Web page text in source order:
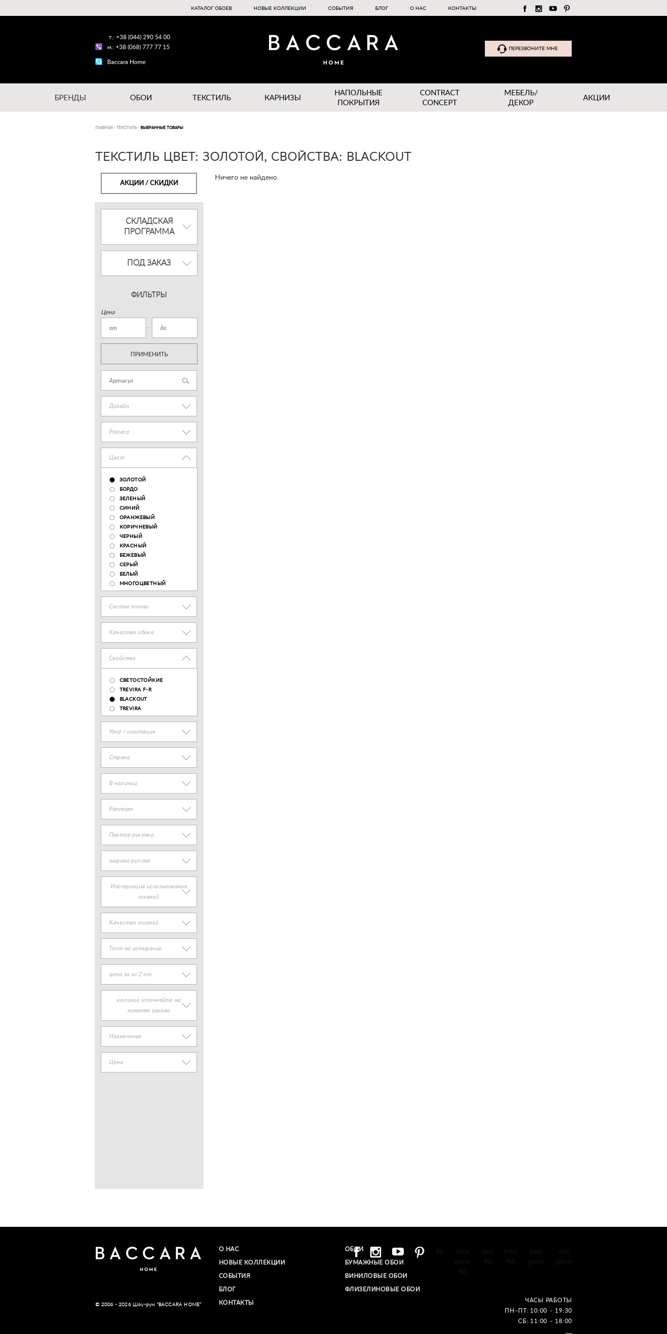
КАТАЛОГ ОБОЕВ НОВЫЕ КОЛЛЕКЦИИ СОБЫТИЯ БЛОГ О НАС КОНТАКТЫ
т.: +38 (044) 290 54 00
м.: +38 (068) 777 77 15
Baccara Home
ПЕРЕЗВОНИТЕ МНЕ
БРЕНДЫ ОБОИ ТЕКСТИЛЬ КАРНИЗЫ
НАПОЛЬНЫЕ
ПОКРЫТИЯ
CONTRACT
CONCEPT
МЕБЕЛЬ/
ДЕКОР
АКЦИИ
ГЛАВНАЯ - ТЕКСТИЛЬ - ВЫБРАННЫЕ ТОВАРЫ
ТЕКСТИЛЬ ЦВЕТ: ЗОЛОТОЙ, СВОЙСТВА: BLACKOUT
АКЦИИ / СКИДКИ
СКЛАДСКАЯ
ПРОГРАММА
ПОД ЗАКАЗ
ФИЛЬТРЫ
Цена
ПРИМЕНИТЬ
Дизайн
Размер
Цвет
ЗОЛОТОЙ
БОРДО
ЗЕЛЕНЫЙ
СИНИЙ
ОРАНЖЕВЫЙ
КОРИЧНЕВЫЙ
ЧЕРНЫЙ
КРАСНЫЙ
БЕЖЕВЫЙ
СЕРЫЙ
БЕЛЫЙ
МНОГОЦВЕТНЫЙ
Состав ткани
Качество обоев
Свойства
СВЕТОСТОЙКИЕ
TREVIRA F-R
BLACKOUT
TREVIRA
Узор / имитация
Страна
В наличии
Раппорт
Повтор рисунка
ширина рулона
Инструкция использования
тканей
Качество тканей
Тест на истирание
цена за м/2 от
наличие уточняйте на
момент заказа
Назначение
Цена
Ничего не найдено.
© 2006 - 2026 Шоу-рум “BACCARA HOME”
О НАС
НОВЫЕ КОЛЛЕКЦИИ
СОБЫТИЯ
БЛОГ
КОНТАКТЫ
ОБОИ
БУМАЖНЫЕ ОБОИ
ВИНИЛОВЫЕ ОБОИ​
ФЛИЗЕЛИНОВЫЕ ОБОИ
ЧАСЫ РАБОТЫ
ПН–ПТ: 10:00 – 19:30
СБ: 11:00 – 18:00